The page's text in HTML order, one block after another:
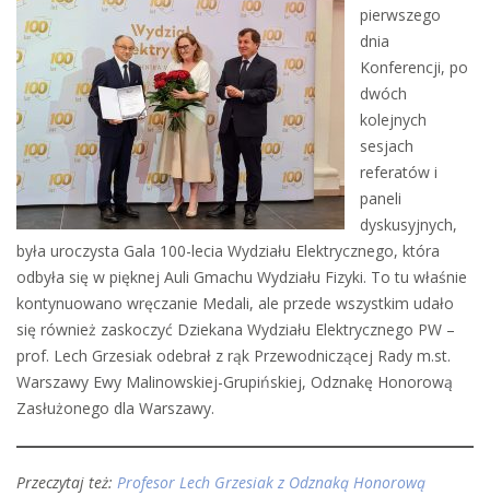
pierwszego
dnia
Konferencji, po
dwóch
kolejnych
sesjach
referatów i
paneli
dyskusyjnych,
była uroczysta Gala 100-lecia Wydziału Elektrycznego, która
odbyła się w pięknej Auli Gmachu Wydziału Fizyki. To tu właśnie
kontynuowano wręczanie Medali, ale przede wszystkim udało
się również zaskoczyć Dziekana Wydziału Elektrycznego PW –
prof. Lech Grzesiak odebrał z rąk Przewodniczącej Rady m.st.
Warszawy Ewy Malinowskiej-Grupińskiej, Odznakę Honorową
Zasłużonego dla Warszawy.
Przeczytaj też: Profesor Lech Grzesiak z Odznaką Honorową